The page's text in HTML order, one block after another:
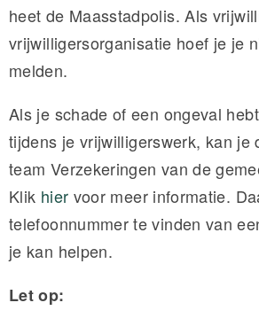
heet de Maasstadpolis. Als
vrijwilligersorganisatie hoef je je
melden.
Als je schade of een ongeval
tijdens je vrijwilligerswerk, kan je
team Verzekeringen van de
Klik hier voor meer informatie.
telefoonnummer te vinden van
je kan helpen.
Let op: